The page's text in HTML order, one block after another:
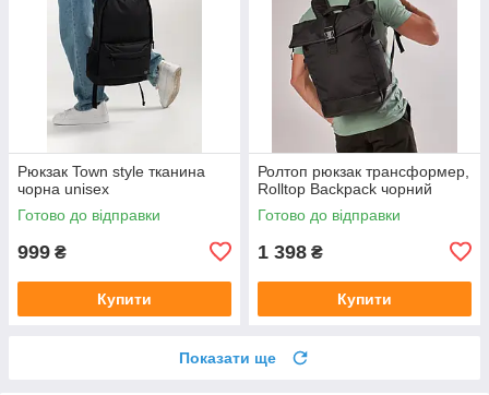
Рюкзак Town style тканина
чорна unisex
Готово до відправки
999 ₴
Купити
Ролтоп рюкзак трансформер,
Rolltop Backpack чорний
Готово до відправки
1 398 ₴
Купити
Показати ще